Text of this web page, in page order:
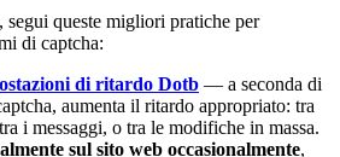
segui queste migliori pratiche per
di captcha:
di ritardo Dotb — a seconda di
aumenta il ritardo appropriato: tra
i messaggi, o tra le modifiche in massa.
sul sito web occasionalmente,